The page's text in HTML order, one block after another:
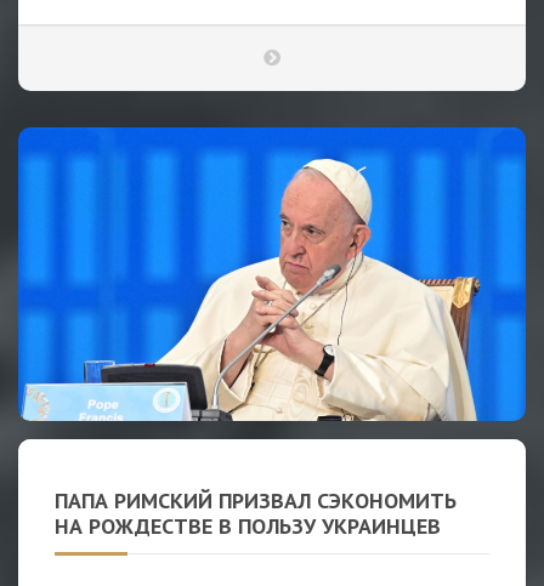
ПАПА РИМСКИЙ ПРИЗВАЛ СЭКОНОМИТЬ
НА РОЖДЕСТВЕ В ПОЛЬЗУ УКРАИНЦЕВ